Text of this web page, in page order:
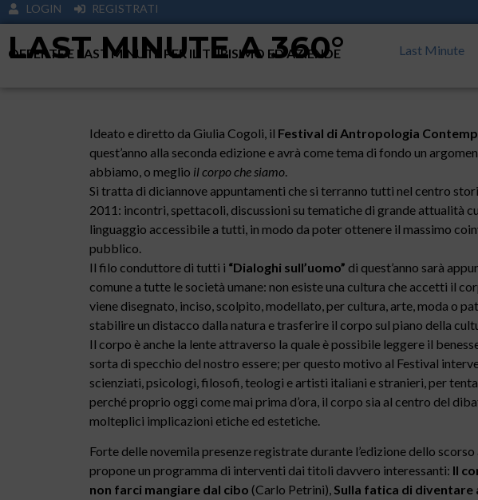
LOGIN REGISTRATI
LAST MINUTE A 360°
OFFERTE E LAST MINUTE PER IL TURISIMO ED AZIENDE Last Minute
Ideato e diretto da Giulia Cogoli, il Festival di Antropologia
quest’anno alla seconda edizione e avrà come tema di fondo un
abbiamo, o meglio il corpo che siamo.
Si tratta di diciannove appuntamenti che si terranno tutti nel centro
2011: incontri, spettacoli, discussioni su tematiche di grande attualità
linguaggio accessibile a tutti, in modo da poter ottenere il massimo
pubblico.
Il filo conduttore di tutti i “Dialoghi sull’uomo” di quest’anno sarà
comune a tutte le società umane: non esiste una cultura che accetti il
viene disegnato, inciso, scolpito, modellato, per cultura, arte, moda o
stabilire un distacco dalla natura e trasferire il corpo sul piano della
Il corpo è anche la lente attraverso la quale è possibile leggere il
sorta di specchio del nostro essere; per questo motivo al Festival
scienziati, psicologi, filosofi, teologi e artisti italiani e stranieri, per
perché proprio oggi come mai prima d’ora, il corpo sia al centro del
molteplici implicazioni etiche ed estetiche.
Forte delle novemila presenze registrate durante l’edizione dello
propone un programma di interventi dai titoli davvero interessanti: Il
non farci mangiare dal cibo (Carlo Petrini), Sulla fatica di